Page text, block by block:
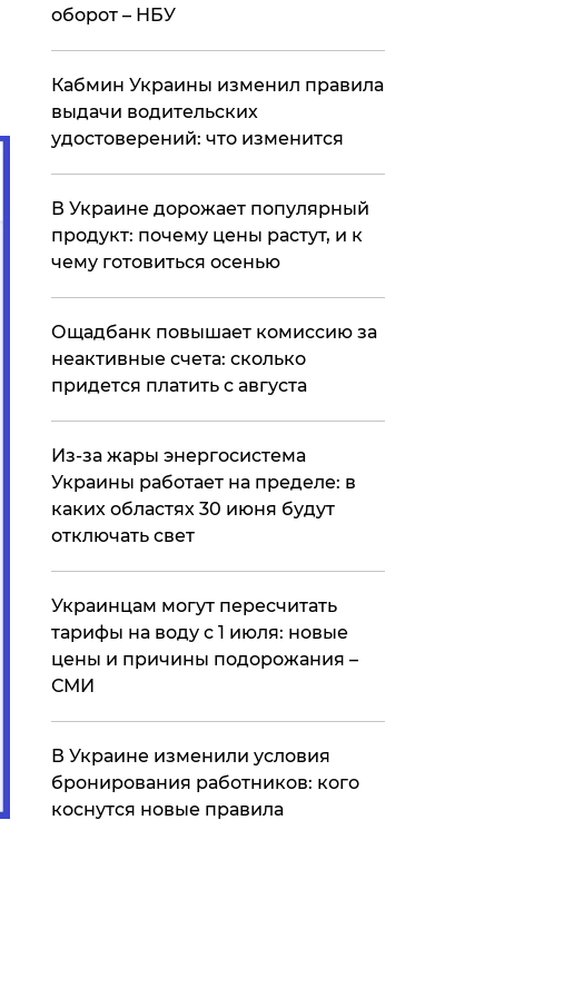
оборот – НБУ
Кабмин Украины изменил правила
выдачи водительских
удостоверений: что изменится
В Украине дорожает популярный
продукт: почему цены растут, и к
чему готовиться осенью
​Ощадбанк повышает комиссию за
неактивные счета: сколько
придется платить с августа
Из-за жары энергосистема
Украины работает на пределе: в
каких областях 30 июня будут
отключать свет
Украинцам могут пересчитать
тарифы на воду с 1 июля: новые
цены и причины подорожания –
СМИ
В Украине изменили условия
бронирования работников: кого
коснутся новые правила